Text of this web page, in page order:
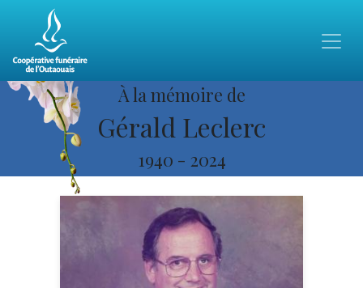
À la mémoire de
Gérald Leclerc
1940 - 2024